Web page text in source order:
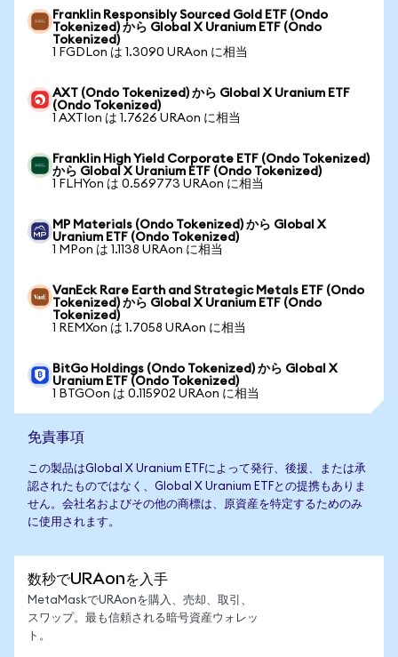
Franklin Responsibly Sourced Gold ETF (Ondo
Tokenized) から Global X Uranium ETF (Ondo
Tokenized)
1 FGDLon は 1.3090 URAon に相当
AXT (Ondo Tokenized) から Global X Uranium ETF
(Ondo Tokenized)
1 AXTIon は 1.7626 URAon に相当
Franklin High Yield Corporate ETF (Ondo Tokenized)
から Global X Uranium ETF (Ondo Tokenized)
1 FLHYon は 0.569773 URAon に相当
MP Materials (Ondo Tokenized) から Global X
Uranium ETF (Ondo Tokenized)
1 MPon は 1.1138 URAon に相当
VanEck Rare Earth and Strategic Metals ETF (Ondo
Tokenized) から Global X Uranium ETF (Ondo
Tokenized)
1 REMXon は 1.7058 URAon に相当
BitGo Holdings (Ondo Tokenized) から Global X
Uranium ETF (Ondo Tokenized)
1 BTGOon は 0.115902 URAon に相当
免責事項
この製品はGlobal X Uranium ETFによって発行、後援、または承
認されたものではなく、Global X Uranium ETFとの提携もありま
せん。会社名およびその他の商標は、原資産を特定するためのみ
に使用されます。
数秒でURAonを入手
MetaMaskでURAonを購入、売却、取引、
スワップ。最も信頼される暗号資産ウォレッ
ト。